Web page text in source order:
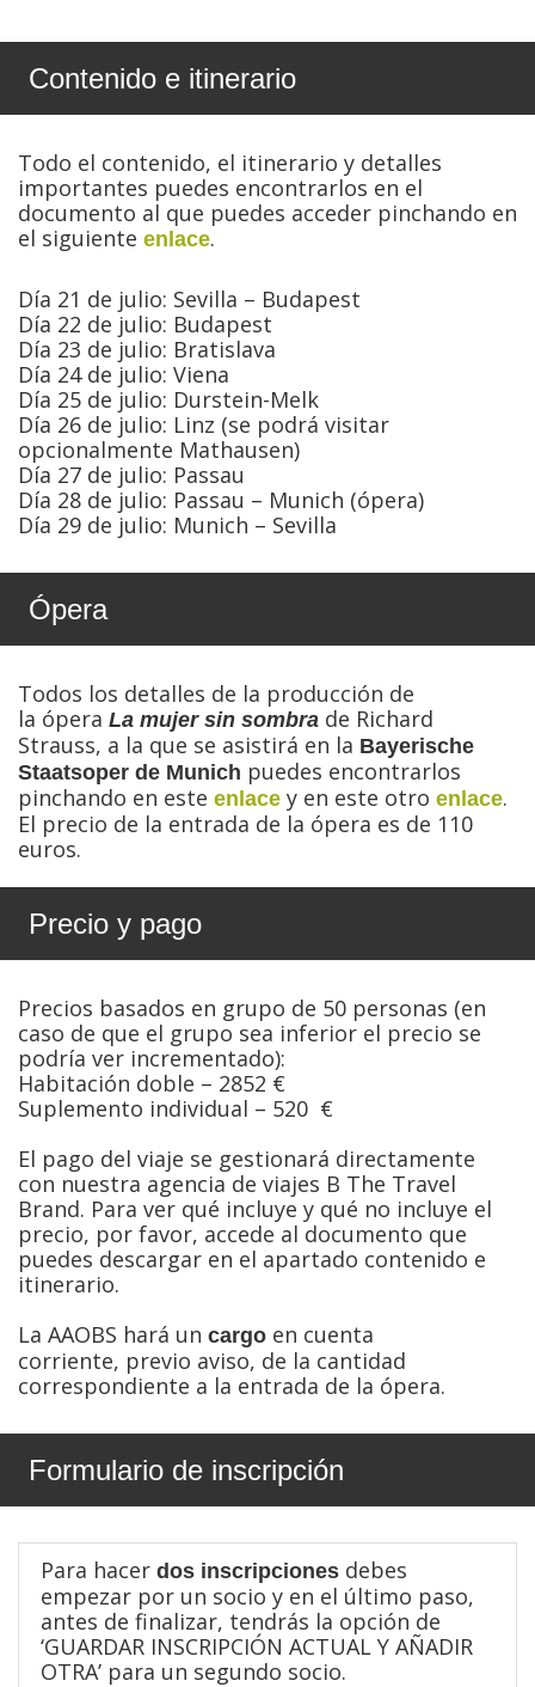
Contenido e itinerario
Todo el contenido, el itinerario y detalles
importantes puedes encontrarlos en el
documento al que puedes acceder pinchando en
el siguiente enlace.
Día 21 de julio: Sevilla – Budapest
Día 22 de julio: Budapest
Día 23 de julio: Bratislava
Día 24 de julio: Viena
Día 25 de julio: Durstein-Melk
Día 26 de julio: Linz (se podrá visitar
opcionalmente Mathausen)
Día 27 de julio: Passau
Día 28 de julio: Passau – Munich (ópera)
Día 29 de julio: Munich – Sevilla
Ópera
Todos los detalles de la producción de
la ópera La mujer sin sombra de Richard
Strauss, a la que se asistirá en la Bayerische
Staatsoper de Munich puedes encontrarlos
pinchando en este enlace y en este otro enlace.
El precio de la entrada de la ópera es de 110
euros.
Precio y pago
Precios basados en grupo de 50 personas (en
caso de que el grupo sea inferior el precio se
podría ver incrementado):
Habitación doble – 2852 €
Suplemento individual – 520 €
El pago del viaje se gestionará directamente
con nuestra agencia de viajes B The Travel
Brand. Para ver qué incluye y qué no incluye el
precio, por favor, accede al documento que
puedes descargar en el apartado contenido e
itinerario.
La AAOBS hará un cargo en cuenta
corriente, previo aviso, de la cantidad
correspondiente a la entrada de la ópera.
Formulario de inscripción
Para hacer dos inscripciones debes
empezar por un socio y en el último paso,
antes de finalizar, tendrás la opción de
‘GUARDAR INSCRIPCIÓN ACTUAL Y AÑADIR
OTRA’ para un segundo socio.